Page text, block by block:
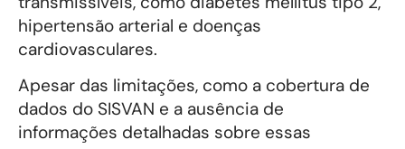
hipertensão arterial e doenças
cardiovasculares.
Apesar das limitações, como a cobertura de
dados do SISVAN e a ausência de
informações detalhadas sobre essas